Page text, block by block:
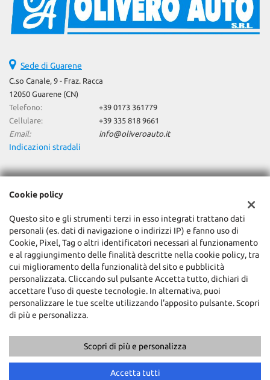
Sede di Guarene
C.so Canale, 9 - Fraz. Racca
12050 Guarene (CN)
Telefono:
+39 0173 361779
Cellulare:
+39 335 818 9661
Email:
info@oliveroauto.it
Indicazioni stradali
Dati fiscali:
Olivero Auto Srl
C.so Canale, 9 - Fraz. Racca, Guarene (CN)
C.F/P.IVA:02066560042
Registro delle imprese:CN
Copyright © 2026 GestionaleAuto.com S.r.l., Tutti i diritti riservati -
Leggi l'informativa sulla privacy-Cookie Policy
GestionaleAuto.com
Cookie policy
Questo sito e gli strumenti terzi in esso integrati trattano dati
personali (es. dati di navigazione o indirizzi IP) e fanno uso di
Cookie, Pixel, Tag o altri identificatori necessari al funzionamento
e al raggiungimento delle finalità descritte nella cookie policy, tra
cui miglioramento della funzionalità del sito e pubblicità
personalizzata. Cliccando sul pulsante Accetta tutto, dichiari di
accettare l'uso di queste tecnologie. In alternativa, puoi
personalizzare le tue scelte utilizzando l'apposito pulsante. Scopri
di più e personalizza.
Scopri di più e personalizza
Accetta tutti